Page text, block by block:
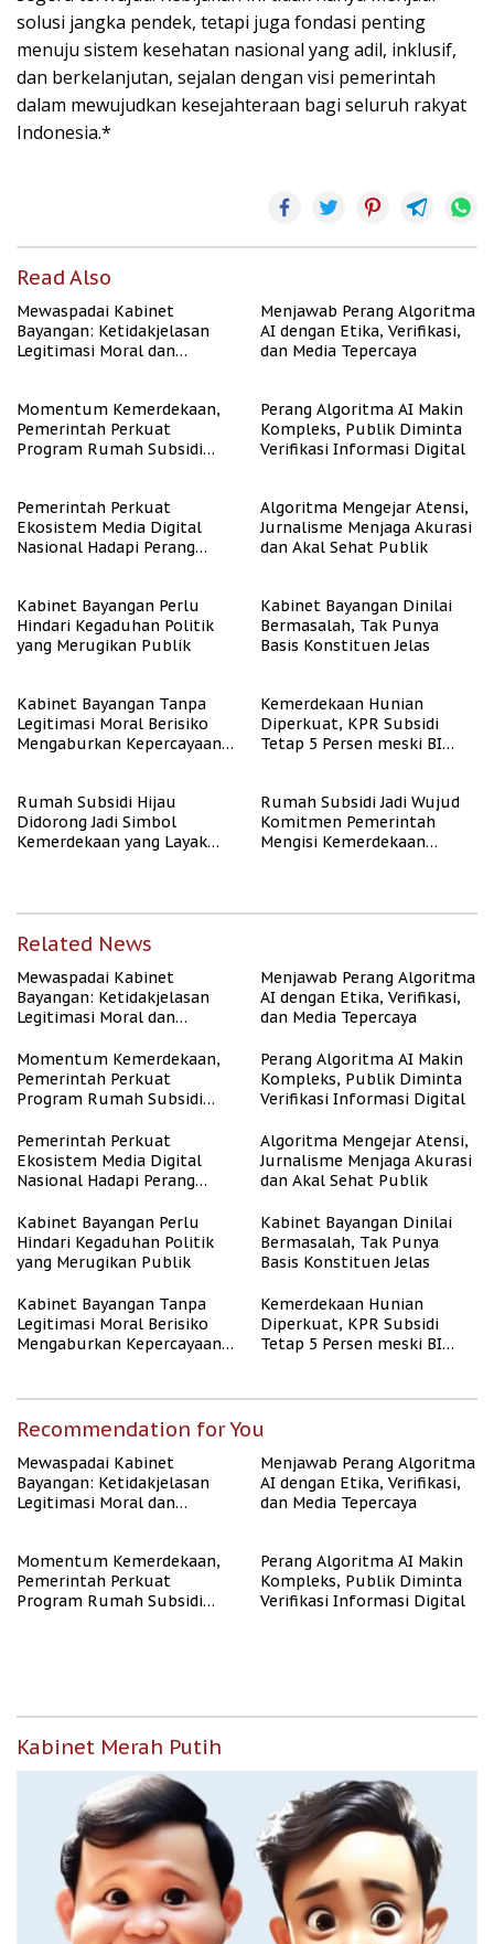
solusi jangka pendek, tetapi juga fondasi penting
menuju sistem kesehatan nasional yang adil, inklusif,
dan berkelanjutan, sejalan dengan visi pemerintah
dalam mewujudkan kesejahteraan bagi seluruh rakyat
Indonesia.*
Read Also
Mewaspadai Kabinet
Bayangan: Ketidakjelasan
Legitimasi Moral dan
Menjawab Perang Algoritma
AI dengan Etika, Verifikasi,
dan Media Tepercaya
Momentum Kemerdekaan,
Pemerintah Perkuat
Program Rumah Subsidi
Perang Algoritma AI Makin
Kompleks, Publik Diminta
Verifikasi Informasi Digital
Pemerintah Perkuat
Ekosistem Media Digital
Nasional Hadapi Perang
Algoritma Mengejar Atensi,
Jurnalisme Menjaga Akurasi
dan Akal Sehat Publik
Kabinet Bayangan Perlu
Hindari Kegaduhan Politik
yang Merugikan Publik
Kabinet Bayangan Dinilai
Bermasalah, Tak Punya
Basis Konstituen Jelas
Kabinet Bayangan Tanpa
Legitimasi Moral Berisiko
Mengaburkan Kepercayaan
Kemerdekaan Hunian
Diperkuat, KPR Subsidi
Tetap 5 Persen meski BI
Rumah Subsidi Hijau
Didorong Jadi Simbol
Kemerdekaan yang Layak
Rumah Subsidi Jadi Wujud
Komitmen Pemerintah
Mengisi Kemerdekaan
Related News
Mewaspadai Kabinet
Bayangan: Ketidakjelasan
Legitimasi Moral dan
Menjawab Perang Algoritma
AI dengan Etika, Verifikasi,
dan Media Tepercaya
Momentum Kemerdekaan,
Pemerintah Perkuat
Program Rumah Subsidi
Berpenghasilan Rendah
Perang Algoritma AI Makin
Kompleks, Publik Diminta
Verifikasi Informasi Digital
Pemerintah Perkuat
Ekosistem Media Digital
Nasional Hadapi Perang
Algoritma Mengejar Atensi,
Jurnalisme Menjaga Akurasi
dan Akal Sehat Publik
Kabinet Bayangan Perlu
Hindari Kegaduhan Politik
yang Merugikan Publik
Kabinet Bayangan Dinilai
Bermasalah, Tak Punya
Basis Konstituen Jelas
Kabinet Bayangan Tanpa
Legitimasi Moral Berisiko
Mengaburkan Kepercayaan
Kemerdekaan Hunian
Diperkuat, KPR Subsidi
Tetap 5 Persen meski BI
Recommendation for You
Mewaspadai Kabinet
Bayangan: Ketidakjelasan
Legitimasi Moral dan
Menjawab Perang Algoritma
AI dengan Etika, Verifikasi,
dan Media Tepercaya
Momentum Kemerdekaan,
Pemerintah Perkuat
Program Rumah Subsidi
Perang Algoritma AI Makin
Kompleks, Publik Diminta
Verifikasi Informasi Digital
Kabinet Merah Putih